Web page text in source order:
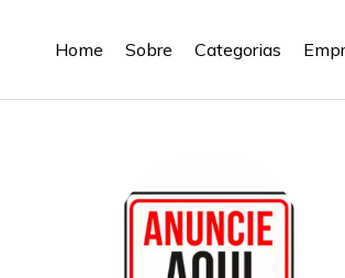
Home Sobre Categorias